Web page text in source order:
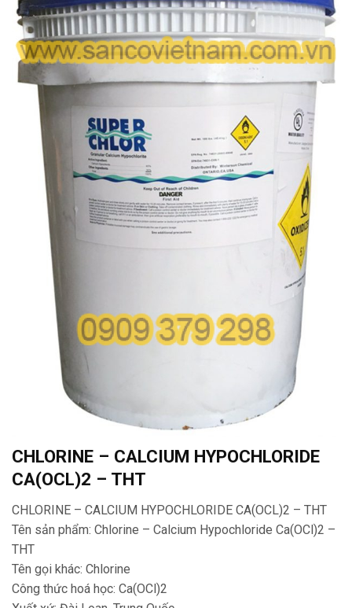
CHLORINE – CALCIUM HYPOCHLORIDE
CA(OCL)2 – THT
CHLORINE – CALCIUM HYPOCHLORIDE CA(OCL)2 – THT
Tên sản phẩm: Chlorine – Calcium Hypochloride Ca(OCl)2 –
THT
Tên gọi khác: Chlorine
Công thức hoá học: Ca(OCl)2